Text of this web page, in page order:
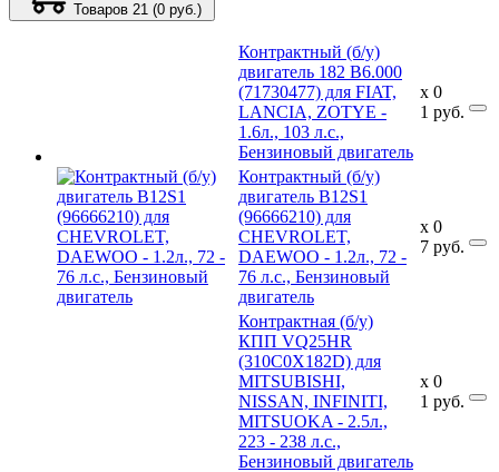
Товаров 21 (0 руб.)
Контрактный (б/у)
двигатель 182 B6.000
(71730477) для FIAT,
LANCIA, ZOTYE -
1.6л., 103 л.с.,
Бензиновый двигатель
x
1
0
руб.
Контрактный (б/у)
двигатель B12S1
(96666210) для
CHEVROLET,
DAEWOO - 1.2л., 72 -
76 л.с., Бензиновый
двигатель
x
7
0
руб.
Контрактная (б/у)
КПП VQ25HR
(310C0X182D) для
MITSUBISHI,
NISSAN, INFINITI,
MITSUOKA - 2.5л.,
223 - 238 л.с.,
Бензиновый двигатель
x
1
0
руб.